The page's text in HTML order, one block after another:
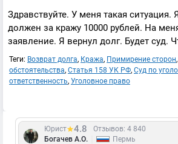
Здравствуйте. У меня такая
должен за кражу 10000 рублей. На
заявление. Я вернул долг. Будет суд.
Теги: Возврат долга, Кража, Примирение сторон,
обстоятельства, Статья 158 УК РФ, Суд по
ответственность, Уголовное право
Юрист 4.8
Отзывов: 4 840
Богачев А.О.
Пермь